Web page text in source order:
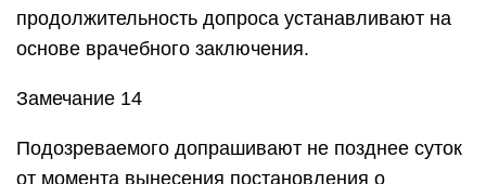
продолжительность допроса устанавливают на
основе врачебного заключения.
Замечание 14
Подозреваемого допрашивают не позднее суток
от момента вынесения постановления о